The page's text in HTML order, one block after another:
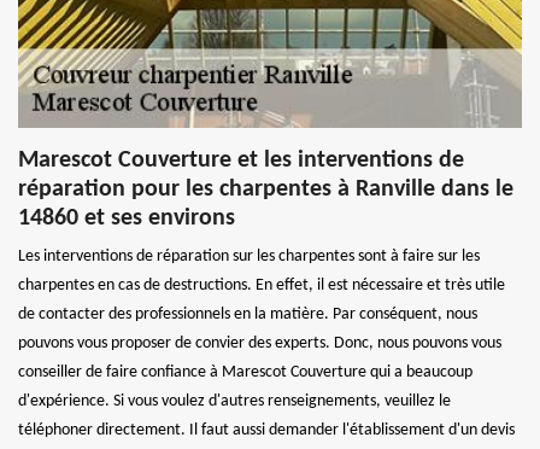
Marescot Couverture et les interventions de
réparation pour les charpentes à Ranville dans le
14860 et ses environs
Les interventions de réparation sur les charpentes sont à faire sur les
charpentes en cas de destructions. En effet, il est nécessaire et très utile
de contacter des professionnels en la matière. Par conséquent, nous
pouvons vous proposer de convier des experts. Donc, nous pouvons vous
conseiller de faire confiance à Marescot Couverture qui a beaucoup
d'expérience. Si vous voulez d'autres renseignements, veuillez le
téléphoner directement. Il faut aussi demander l'établissement d'un devis